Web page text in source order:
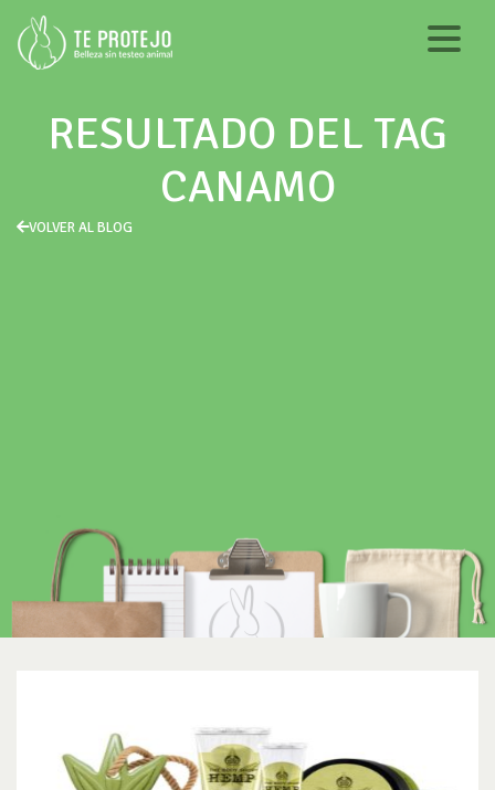
RESULTADO DEL TAG
CANAMO
VOLVER AL BLOG